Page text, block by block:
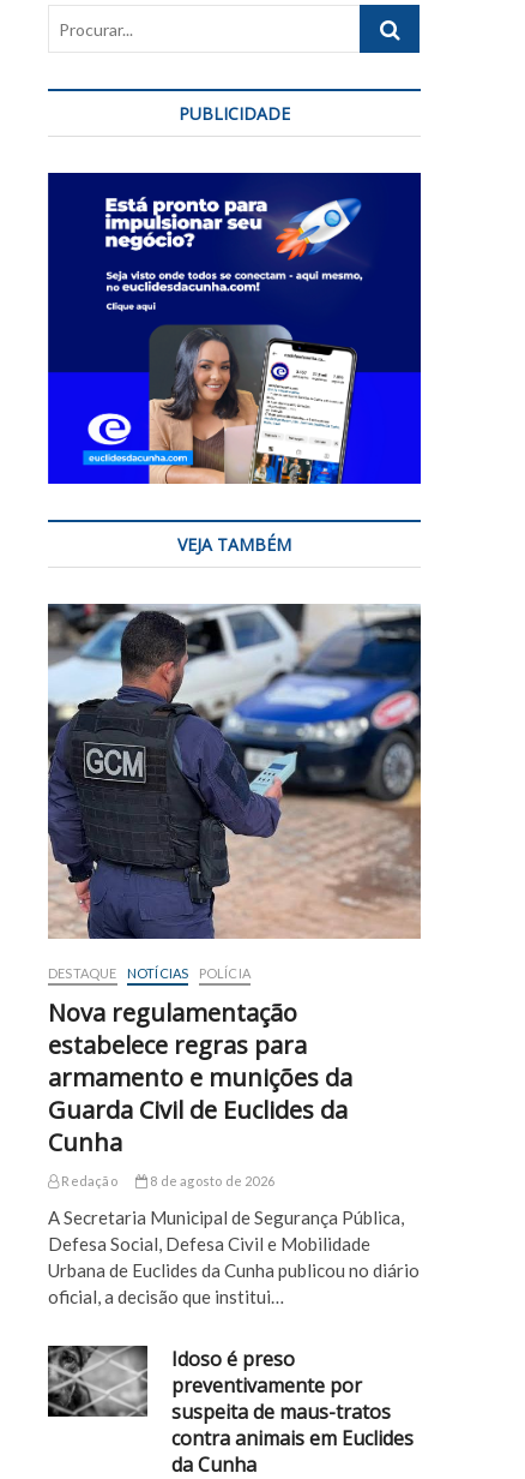
Procurar...
PUBLICIDADE
VEJA TAMBÉM
DESTAQUE NOTÍCIAS POLÍCIA
Nova regulamentação
estabelece regras para
armamento e munições da
Guarda Civil de Euclides da
Cunha
Redação 8 de agosto de 2026
A Secretaria Municipal de Segurança Pública,
Defesa Social, Defesa Civil e Mobilidade
Urbana de Euclides da Cunha publicou no diário
oficial, a decisão que institui…
Idoso é preso
preventivamente por
suspeita de maus-tratos
contra animais em Euclides
da Cunha